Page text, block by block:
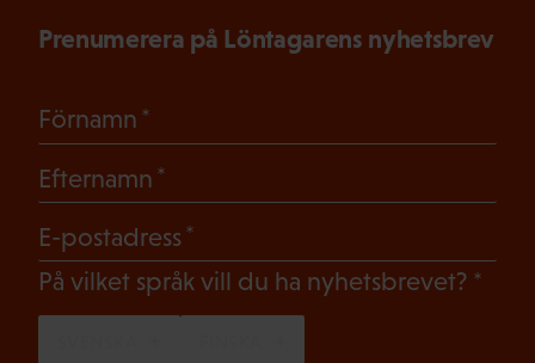
Prenumerera på Löntagarens nyhetsbrev
Förnamn
Efternamn
E-postadress
På vilket språk vill du ha nyhetsbrevet?